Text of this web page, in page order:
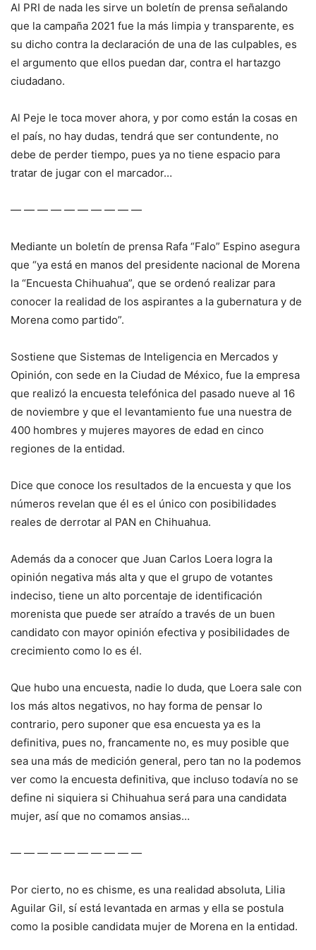
Al PRI de nada les sirve un boletín de prensa señalando
que la campaña 2021 fue la más limpia y transparente, es
su dicho contra la declaración de una de las culpables, es
el argumento que ellos puedan dar, contra el hartazgo
ciudadano.
Al Peje le toca mover ahora, y por como están la cosas en
el país, no hay dudas, tendrá que ser contundente, no
debe de perder tiempo, pues ya no tiene espacio para
tratar de jugar con el marcador…
— — — — — — — — — —
Mediante un boletín de prensa Rafa “Falo” Espino asegura
que “ya está en manos del presidente nacional de Morena
la “Encuesta Chihuahua”, que se ordenó realizar para
conocer la realidad de los aspirantes a la gubernatura y de
Morena como partido”.
Sostiene que Sistemas de Inteligencia en Mercados y
Opinión, con sede en la Ciudad de México, fue la empresa
que realizó la encuesta telefónica del pasado nueve al 16
de noviembre y que el levantamiento fue una nuestra de
400 hombres y mujeres mayores de edad en cinco
regiones de la entidad.
Dice que conoce los resultados de la encuesta y que los
números revelan que él es el único con posibilidades
reales de derrotar al PAN en Chihuahua.
Además da a conocer que Juan Carlos Loera logra la
opinión negativa más alta y que el grupo de votantes
indeciso, tiene un alto porcentaje de identificación
morenista que puede ser atraído a través de un buen
candidato con mayor opinión efectiva y posibilidades de
crecimiento como lo es él.
Que hubo una encuesta, nadie lo duda, que Loera sale con
los más altos negativos, no hay forma de pensar lo
contrario, pero suponer que esa encuesta ya es la
definitiva, pues no, francamente no, es muy posible que
sea una más de medición general, pero tan no la podemos
ver como la encuesta definitiva, que incluso todavía no se
define ni siquiera si Chihuahua será para una candidata
mujer, así que no comamos ansias…
— — — — — — — — — —
Por cierto, no es chisme, es una realidad absoluta, Lilia
Aguilar Gil, sí está levantada en armas y ella se postula
como la posible candidata mujer de Morena en la entidad.